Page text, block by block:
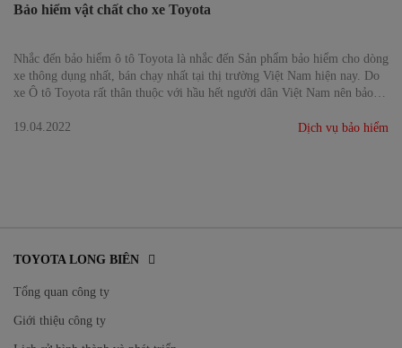
Bảo hiểm vật chất cho xe Toyota
Nhắc đến bảo hiểm ô tô Toyota là nhắc đến Sản phẩm bảo hiểm cho dòng
xe thông dụng nhất, bán chạy nhất tại thị trường Việt Nam hiện nay. Do
xe Ô tô Toyota rất thân thuộc với hầu hết người dân Việt Nam nên bảo
19.04.2022
Dịch vụ bảo hiểm
TOYOTA LONG BIÊN
Tổng quan công ty
Giới thiệu công ty